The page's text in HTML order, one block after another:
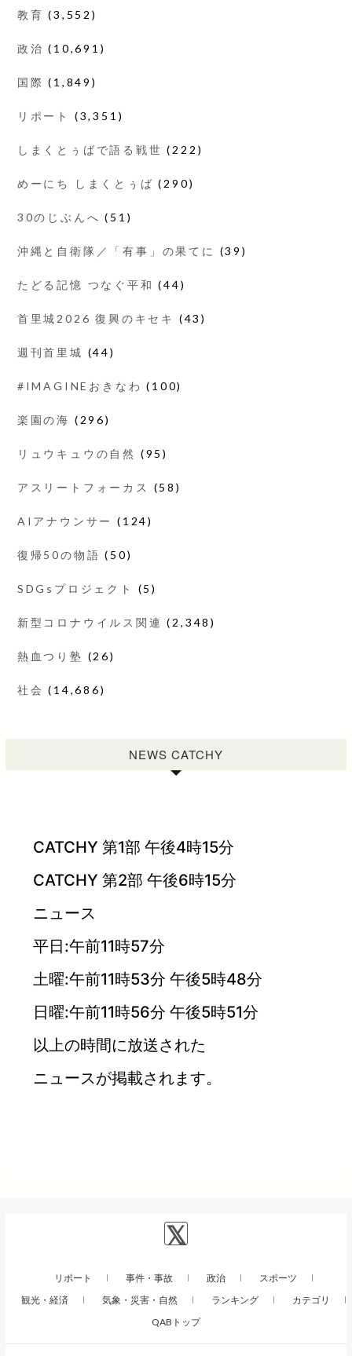
教育 (3,552)
政治 (10,691)
国際 (1,849)
リポート (3,351)
しまくとぅばで語る戦世 (222)
めーにち しまくとぅば (290)
30のじぶんへ (51)
沖縄と自衛隊／「有事」の果てに (39)
たどる記憶 つなぐ平和 (44)
首里城2026 復興のキセキ (43)
週刊首里城 (44)
#IMAGINEおきなわ (100)
楽園の海 (296)
リュウキュウの自然 (95)
アスリートフォーカス (58)
AIアナウンサー (124)
復帰50の物語 (50)
SDGsプロジェクト (5)
新型コロナウイルス関連 (2,348)
熱血つり塾 (26)
社会 (14,686)
NEWS CATCHY
CATCHY 第1部 午後4時15分
CATCHY 第2部 午後6時15分
ニュース
平日:午前11時57分
土曜:午前11時53分 午後5時48分
日曜:午前11時56分 午後5時51分
以上の時間に放送された
ニュースが掲載されます。
リポート 事件・事故 政治
スポーツ
観光・経済
気象・災害・自然 ランキング
カテゴリ
QABトップ